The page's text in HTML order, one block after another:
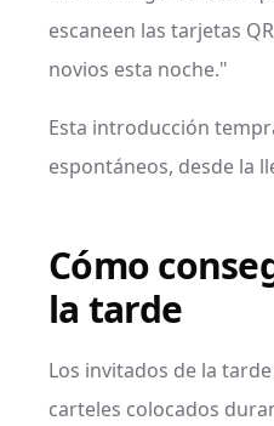
escaneen las tarjetas
novios esta noche."
Esta introducción
espontáneos, desde la
Cómo
la tarde
Los invitados de la
carteles colocados